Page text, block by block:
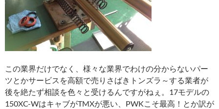
この業界だけでなく、様々な業界でわけの分からないパー
ツとかサービスを高額で売りさばきトンズラ～する業者が
後を絶たず相談を色々と受けるんですがねぇ。17モデルの
150XC-WはキャブがTMXが悪い、PWKこそ最高！とか訳が